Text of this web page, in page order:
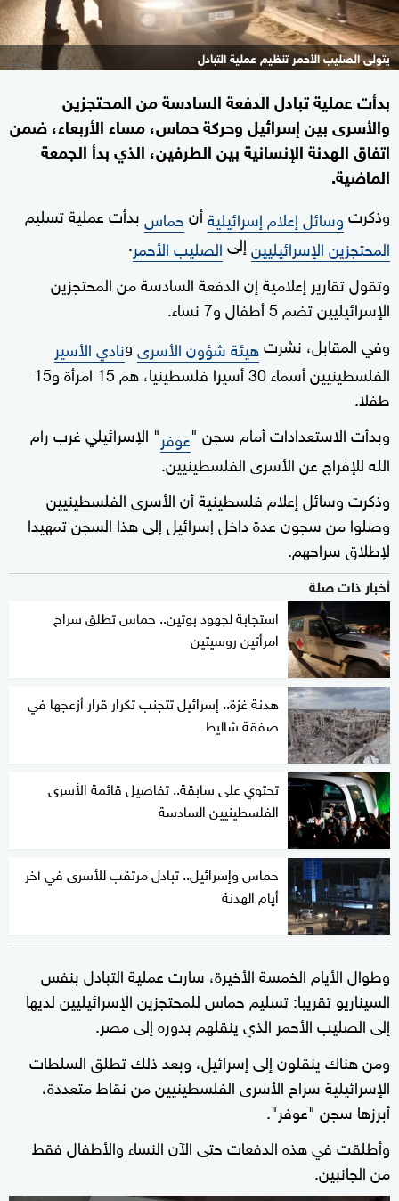
يتولى الصليب الأحمر تنظيم عملية التبادل
بدأت عملية تبادل الدفعة السادسة من المحتجزين
والأسرى بين إسرائيل وحركة حماس، مساء الأربعاء، ضمن
اتفاق الهدنة الإنسانية بين الطرفين، الذي بدأ الجمعة
الماضية.
وذكرتوسائل إعلام إسرائيليةأنحماسبدأت عملية تسليم
المحتجزين الإسرائيليينإلىالصليب الأحمر.
وتقول تقارير إعلامية إن الدفعة السادسة من المحتجزين
الإسرائيليين تضم 5 أطفال و7 نساء.
وفي المقابل، نشرتهيئة شؤون الأسرىونادي الأسير
الفلسطينيين أسماء 30 أسيرا فلسطينيا، هم 15 امرأة و15
طفلا.
وبدأت الاستعدادات أمام سجن "عوفر" الإسرائيلي غرب رام
الله للإفراج عن الأسرى الفلسطينيين.
وذكرت وسائل إعلام فلسطينية أن الأسرى الفلسطينيين
وصلوا من سجون عدة داخل إسرائيل إلى هذا السجن تمهيدا
لإطلاق سراحهم.
أخبار ذات صلة
استجابة لجهود بوتين.. حماس تطلق سراح
امرأتين روسيتين
هدنة غزة.. إسرائيل تتجنب تكرار قرار أزعجها في
صفقة شاليط
تحتوي على سابقة.. تفاصيل قائمة الأسرى
الفلسطينيين السادسة
حماس وإسرائيل.. تبادل مرتقب للأسرى في آخر
أيام الهدنة
وطوال الأيام الخمسة الأخيرة، سارت عملية التبادل بنفس
السيناريو تقريبا: تسليم حماس للمحتجزين الإسرائيليين لديها
إلى الصليب الأحمر الذي ينقلهم بدوره إلى مصر.
ومن هناك ينقلون إلى إسرائيل، وبعد ذلك تطلق السلطات
الإسرائيلية سراح الأسرى الفلسطينيين من نقاط متعددة،
أبرزها سجن "عوفر".
وأطلقت في هذه الدفعات حتى الآن النساء والأطفال فقط
من الجانبين.